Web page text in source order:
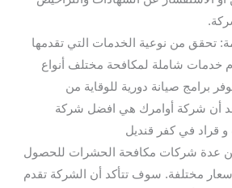
تحقق من نوعية الخدمات التي تقدمها
خدمات شاملة لمكافحة مختلف أنواع
برامج صيانة دورية للوقاية من
أن شركة أوامرك هي افضل شركة
قراد في كفر قنديل
بين عدة شركات مكافحة الحشرات للحصول
مختلفة. سوف تتأكد أن الشركة تقدم